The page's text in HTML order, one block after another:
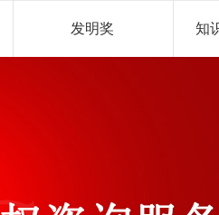
发明奖 知